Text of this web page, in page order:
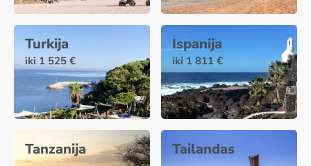
Turkija
iki 1 525 €
Ispanija
iki 1 811 €
Tanzanija Tailandas